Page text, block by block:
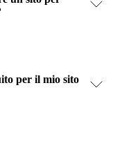
per il mio sito